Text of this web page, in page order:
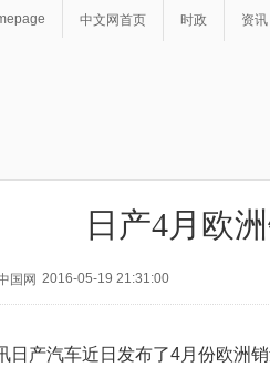
中文网首页 时政 资讯
日产4月欧
国网 2016-05-19 21:31:00
产汽车近日发布了4月份欧洲销